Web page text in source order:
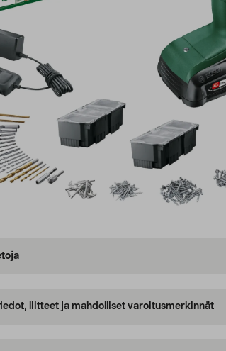
liitteet ja mahdolliset varoitusmerkinnät